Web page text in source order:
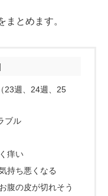
まとめます。
23週、24週、25
ブル
痒い
持ち悪くなる
腹の皮が切れそう